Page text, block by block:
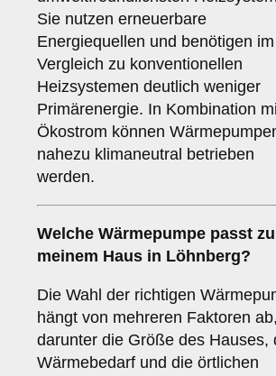
Sie nutzen erneuerbare
Energiequellen und benötigen im
Vergleich zu konventionellen
Heizsystemen deutlich weniger
Primärenergie. In Kombination
Ökostrom können
nahezu klimaneutral betrieben
werden.
Welche Wärmepumpe passt zu
meinem Haus in Löhnberg?
Die Wahl der richtigen
hängt von mehreren Faktoren ab,
darunter die Größe des Hauses,
Wärmebedarf und die örtlichen